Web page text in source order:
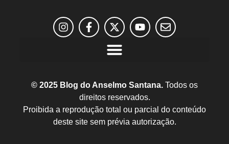
© 2025 Blog do Anselmo Santana. Todos os
direitos reservados.
Proibida a reprodução total ou parcial do conteúdo
deste site sem prévia autorização.